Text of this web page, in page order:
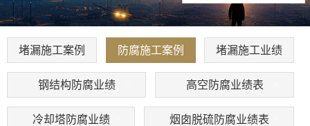
堵漏施工案例 防腐施工案例 堵漏施工业绩
钢结构防腐业绩 高空防腐业绩表
冷却塔防腐业绩 烟囱脱硫防腐业绩表